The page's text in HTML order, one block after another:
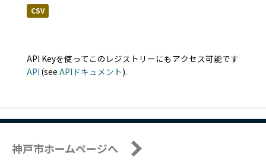
CSV
API Keyを使ってこのレジストリーにもアクセス可能です
API (see APIドキュメント).
神戸市ホームページへ